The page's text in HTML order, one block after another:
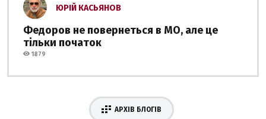
ЮРІЙ КАСЬЯНОВ
Федоров не повернеться в МО, але це
тільки початок
1879
АРХІВ БЛОГІВ